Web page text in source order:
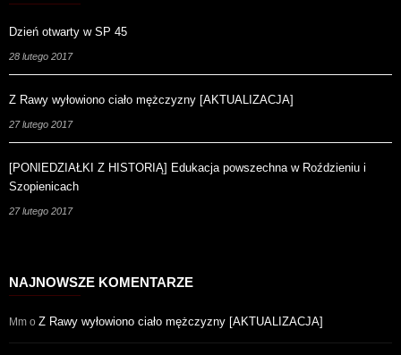
Dzień otwarty w SP 45
28 lutego 2017
Z Rawy wyłowiono ciało mężczyzny [AKTUALIZACJA]
27 lutego 2017
[PONIEDZIAŁKI Z HISTORIĄ] Edukacja powszechna w Roździeniu i
Szopienicach
27 lutego 2017
NAJNOWSZE KOMENTARZE
Mm o Z Rawy wyłowiono ciało mężczyzny [AKTUALIZACJA]